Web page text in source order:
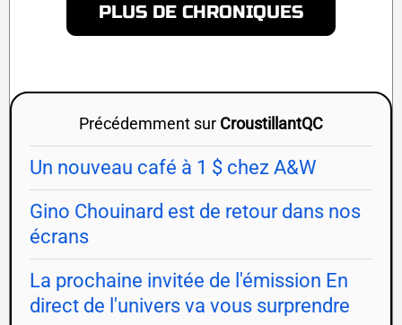
PLUS DE CHRONIQUES
Précédemment sur CroustillantQC
Un nouveau café à 1 $ chez A&W
Gino Chouinard est de retour dans nos
écrans
La prochaine invitée de l'émission En
direct de l'univers va vous surprendre